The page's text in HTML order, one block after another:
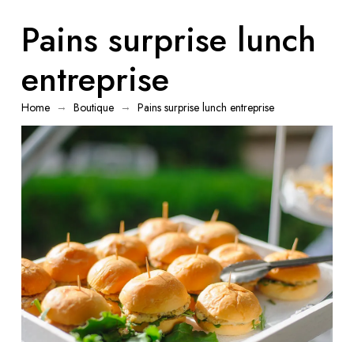
Pains surprise lunch
entreprise
Home → Boutique → Pains surprise lunch entreprise